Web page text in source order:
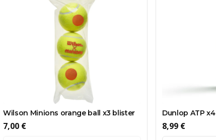
Wilson Minions orange ball x3 blister
7,00 €
Dunlop ATP x4
8,99 €